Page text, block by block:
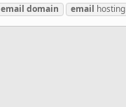
email domain email hosting